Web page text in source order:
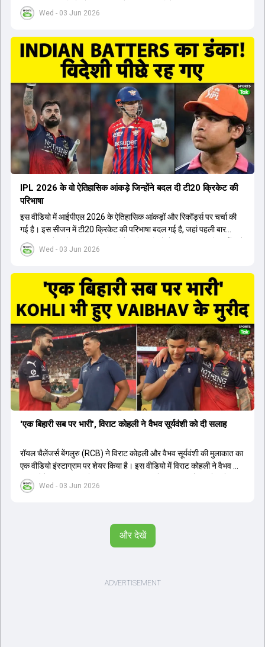
Wed - 03 Jun 2026
अपनी पुरानी गलतियों को स्वीकार करते हुए एक नया रिसेट बटन दबाया। टीम
मैनेजमेंट में Mo Bobat, Andy Flower, Dinesh Karthik और एनालिस्ट
के तहत Bhuvneshwar Kumar, Krunal Pandya और Rasikh Salam
जैसे भारतीय खिलाड़ियों को टीम में शामिल किया गया, जिन्होंने शानदार प्रदर्शन
किया। इसके अलावा, Virat Kohli की भूमिका में भी बदलाव देखा गया, जहां वह
अब टीम के युवा खिलाड़ियों के साथ ज्यादा जुड़े हुए नजर आते हैं। कप्तान Rajat
Patidar के नेतृत्व में टीम का कम्युनिकेशन बहुत स्पष्ट रहा है। एनालिस्ट से लेकर
मैनेजमेंट तक, सभी एक ही पेज पर रहते हैं, जिससे मैदान पर कोई कंफ्यूजन नहीं
होता। यही कारण है कि RCB ने लगातार सफलता हासिल की है।
Wed - 03 Jun 2026
IPL 2026 के वो ऐतिहासिक आंकड़े जिन्होंने बदल दी टी20 क्रिकेट की
परिभाषा
इस वीडियो में आईपीएल 2026 के ऐतिहासिक आंकड़ों और रिकॉर्ड्स पर चर्चा की
गई है। इस सीजन में टी20 क्रिकेट की परिभाषा बदल गई है, जहां पहली बार
भारतीय बल्लेबाजों का स्ट्राइक रेट विदेशी खिलाड़ियों से ज्यादा रहा। पूरे टूर्नामेंट में
1426 छक्के लगे और 65 बार टीमों ने 200 से ज्यादा का स्कोर बनाया, जो एक
स्ट्राइक रेट के साथ मोस्ट वैल्युएबल प्लेयर का खिताब जीता। इसके अलावा पंजाब
और बेंगलुरु के प्रदर्शन के साथ-साथ लक्ष्य का पीछा करने वाली टीमों की सफलता
के आंकड़ों का भी विश्लेषण किया गया है।
Wed - 03 Jun 2026
'एक बिहारी सब पर भारी', विराट कोहली ने वैभव सूर्यवंशी को दी सलाह
रॉयल चैलेंजर्स बेंगलुरु (RCB) ने विराट कोहली और वैभव सूर्यवंशी की मुलाकात का
एक वीडियो इंस्टाग्राम पर शेयर किया है। इस वीडियो में विराट कोहली ने वैभव को
सलाह देते हुए कहा, 'एक बिहारी सब पर भारी। बस गेम खत्म।' कोहली ने उन्हें खुद
पर विश्वास रखने और नकारात्मक बातों पर ध्यान न देने की सलाह दी। आईपीएल
सीरीज खेलेंगे। वहीं, विराट कोहली लंदन रवाना हो गए हैं और अगली वनडे सीरीज में
और देखें